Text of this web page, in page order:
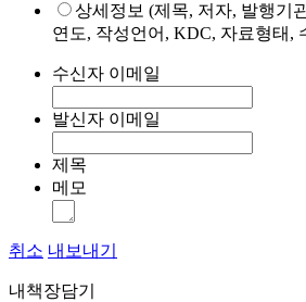
상세정보 (제목, 저자, 발행기
연도, 작성언어, KDC, 자료형태,
수신자 이메일
발신자 이메일
제목
메모
취소 내보내기
내책장담기